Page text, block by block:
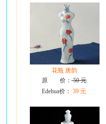
花瓶 唐韵
原 价：50 元
Edehua价： 39 元